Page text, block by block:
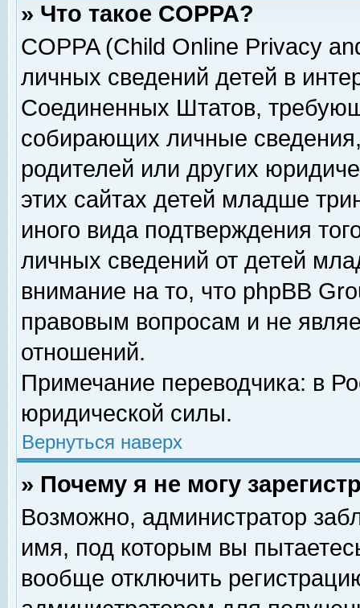
» Что такое COPPA?
COPPA (Child Online Privacy
личных сведений детей в
Соединенных Штатов,
собирающих личные
родителей или других
этих сайтах детей младше
иного вида подтверждения
личных сведений от детей
внимание на то, что phpBB
правовым вопросам и не
отношений.
Примечание переводчика: в
юридической силы.
Вернуться наверх
» Почему я не могу
Возможно, администратор
имя, под которым вы
вообще отключить